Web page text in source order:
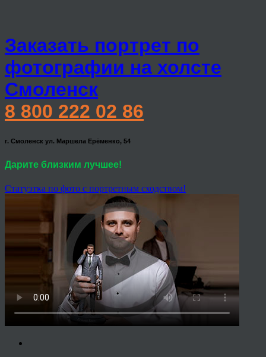
Заказать портрет по
фотографии на холсте
Смоленск
8 800 222 02 86
г. Смоленск ул. Маршела Ерёменко, 54
Дарите близким лучшее!
Статуэтка по фото с портретным сходством!